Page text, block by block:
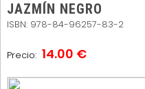
JAZMÍN NEGRO
ISBN: 978-84-96257-83-2
Precio: 14.00 €